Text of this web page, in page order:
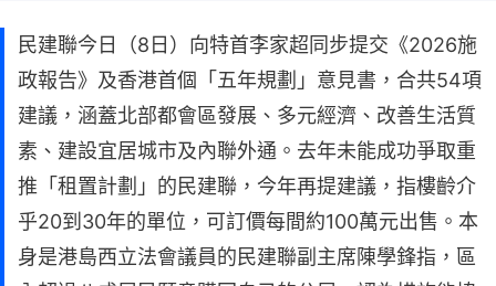
民建聯今日（8日）向特首李家超同步提交《2026施
政報告》及香港首個「五年規劃」意見書，合共54項
建議，涵蓋北部都會區發展、多元經濟、改善生活質
素、建設宜居城市及內聯外通。去年未能成功爭取重
推「租置計劃」的民建聯，今年再提建議，指樓齡介
乎20到30年的單位，可訂價每間約100萬元出售。本
身是港島西立法會議員的民建聯副主席陳學鋒指，區